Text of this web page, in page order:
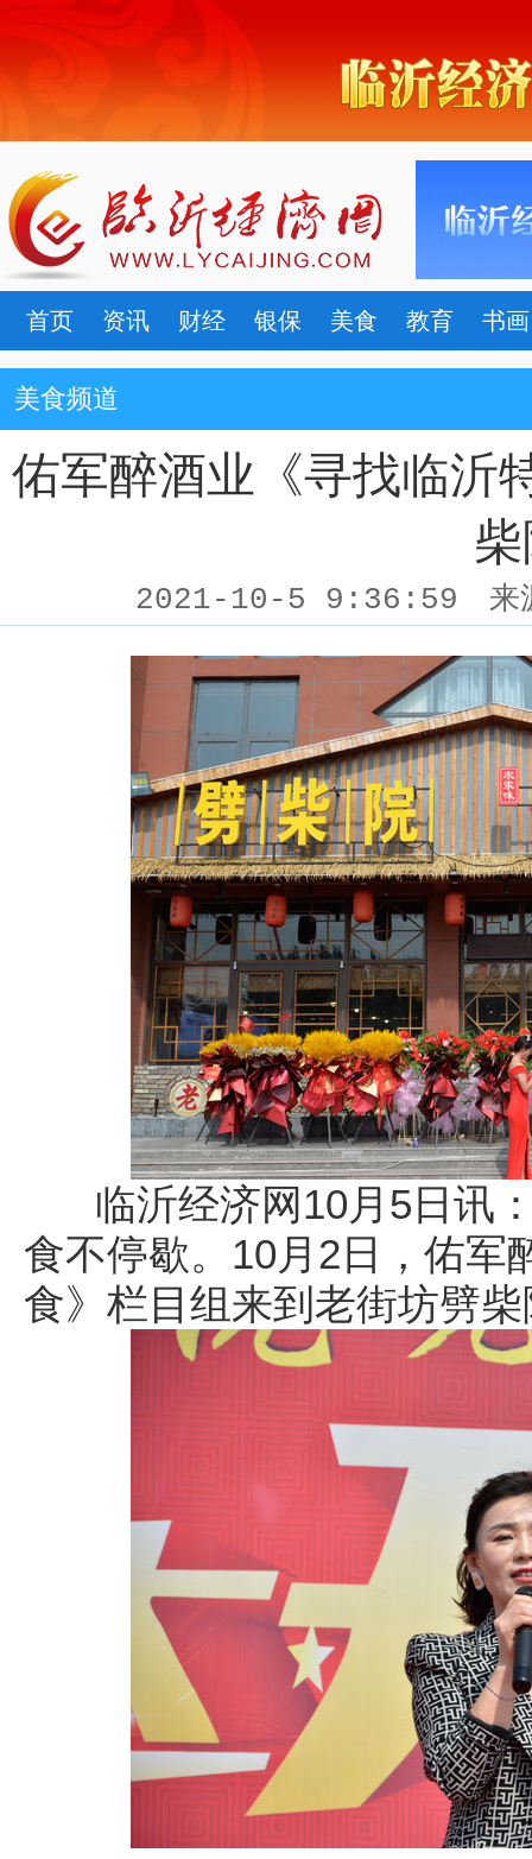
首页 资讯 财经 银保 美食 教育 书画
美食频道
佑军醉酒业《寻找临沂
2021-10-5 9:36:59 来
临沂经济网10月5日讯
食不停歇。10月2日，佑军
食》栏目组来到老街坊劈